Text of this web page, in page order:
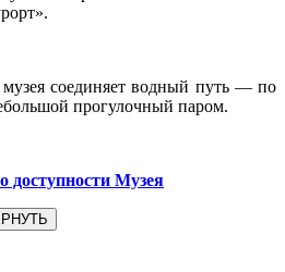
соединяет водный путь — по
прогулочный паром.
доступности Музея